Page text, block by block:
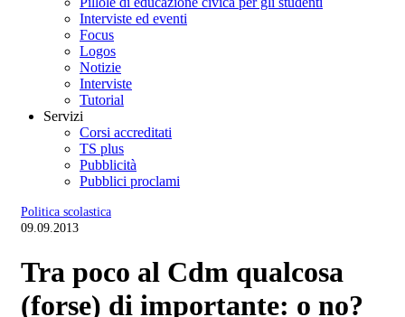
Interviste ed eventi
Focus
Logos
Notizie
Interviste
Tutorial
Servizi
Corsi accreditati
TS plus
Pubblicità
Pubblici proclami
Politica scolastica
09.09.2013
Tra poco al Cdm qualcosa
(forse) di importante: o no?